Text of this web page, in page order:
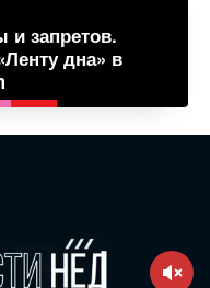
и запретов.
дна» в